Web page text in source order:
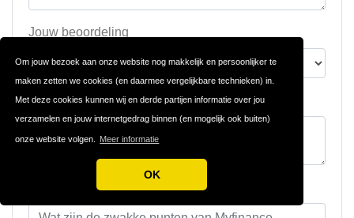
Om jouw bezoek aan onze website nog makkelijk en persoonlijker te
maken zetten we cookies (en daarmee vergelijkbare technieken) in.
Met deze cookies kunnen wij en derde partijen informatie over jou
verzamelen en jouw internetgedrag binnen (en mogelijk ook buiten)
onze website volgen. Meer informatie
OK
Jouw beoordeling
Sterke punten (niet verplicht)
Zwakke punten (niet verplicht)